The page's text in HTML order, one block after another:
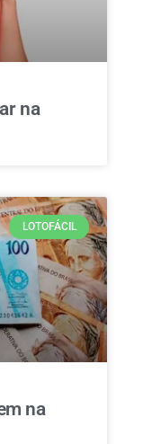
na
LOTOFÁCIL
na